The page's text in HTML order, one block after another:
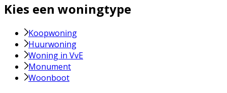
Kies een woningtype
Koopwoning
Huurwoning
Woning in VvE
Monument
Woonboot